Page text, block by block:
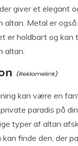
giver et elegant
altan. Metal er
er holdbart og kan
altan.
kan være en
paradis på
typer af altan
kan finde den, der